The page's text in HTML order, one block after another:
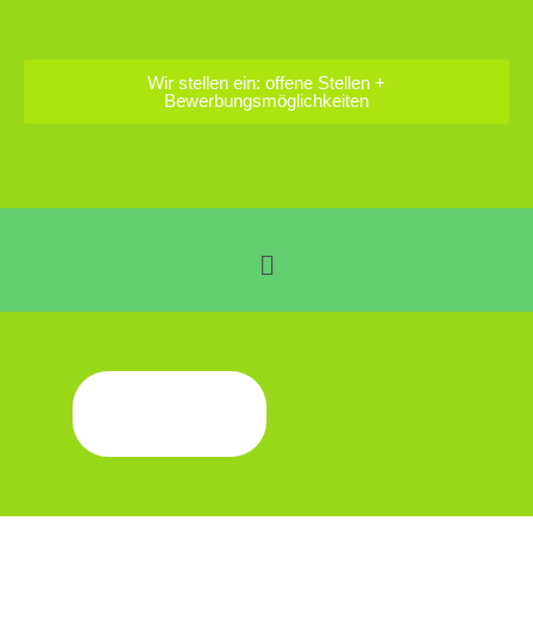
Wir stellen ein: offene Stellen +
Bewerbungsmöglichkeiten